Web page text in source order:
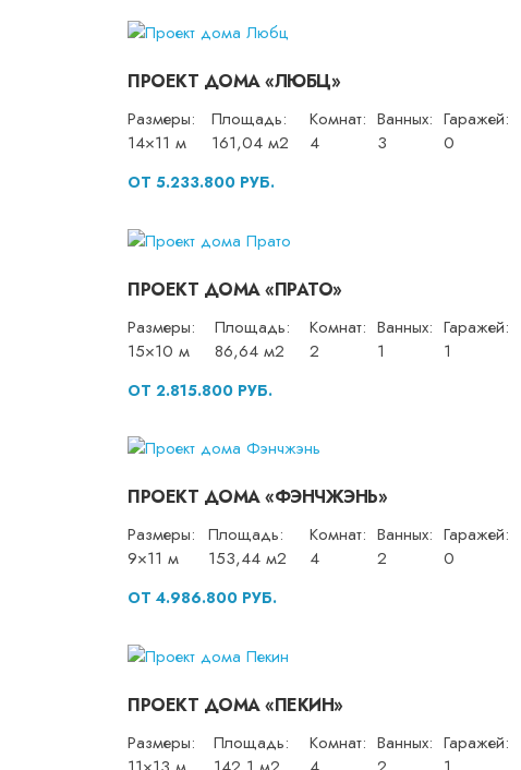
ПРОЕКТ ДОМА «ЛЮБЦ»
Размеры:
14×11 м
Площадь:
161,04 м2
Комнат:
4
Ванных:
3
Гаражей:
0
ОТ 5.233.800 РУБ.
ПРОЕКТ ДОМА «ПРАТО»
Размеры:
15×10 м
Площадь:
86,64 м2
Комнат:
2
Ванных:
1
Гаражей:
1
ОТ 2.815.800 РУБ.
ПРОЕКТ ДОМА «ФЭНЧЖЭНЬ»
Размеры:
9×11 м
Площадь:
153,44 м2
Комнат:
4
Ванных:
2
Гаражей:
0
ОТ 4.986.800 РУБ.
ПРОЕКТ ДОМА «ПЕКИН»
Размеры:
Площадь:
Комнат: Ванных: Гаражей: